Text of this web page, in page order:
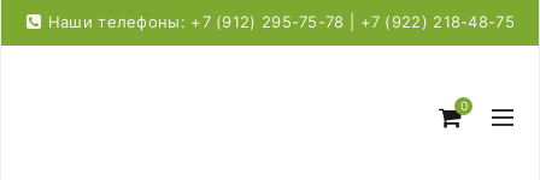
Наши телефоны: +7 (912) 295-75-78 | +7 (922) 218-48-75
0